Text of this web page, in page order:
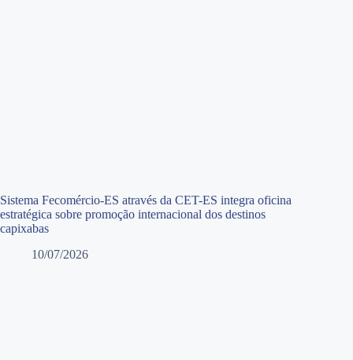
Sistema Fecomércio-ES através da CET-ES integra oficina
estratégica sobre promoção internacional dos destinos
capixabas
10/07/2026